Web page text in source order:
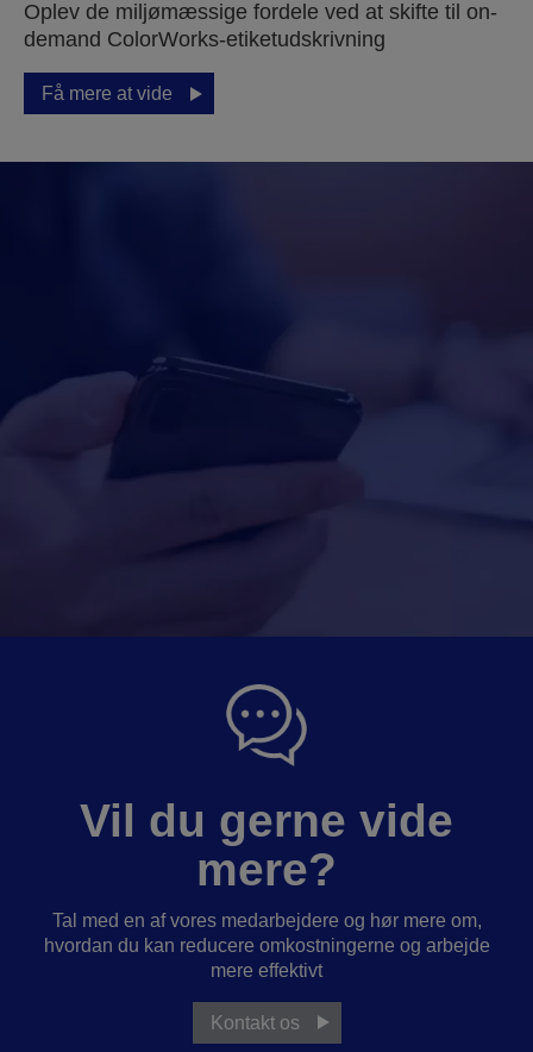
Oplev de miljømæssige fordele ved at skifte til on-
demand ColorWorks-etiketudskrivning
Få mere at vide
Vil du gerne vide
mere?
Tal med en af vores medarbejdere og hør mere om,
hvordan du kan reducere omkostningerne og arbejde
mere effektivt
Kontakt os